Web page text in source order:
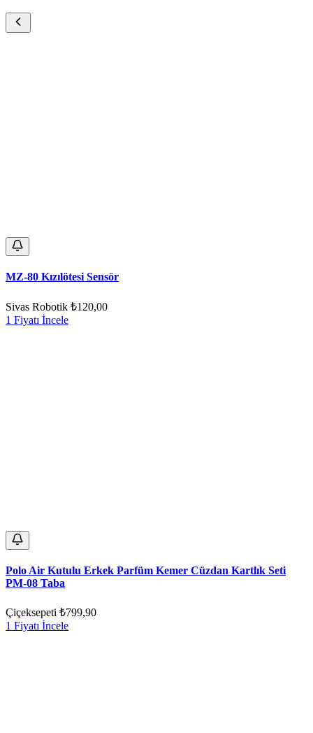
MZ-80 Kızılötesi Sensör
Sivas Robotik ₺120,00
1 Fiyatı İncele
Polo Air Kutulu Erkek Parfüm Kemer Cüzdan Kartlık Seti
PM-08 Taba
Çiçeksepeti ₺799,90
1 Fiyatı İncele